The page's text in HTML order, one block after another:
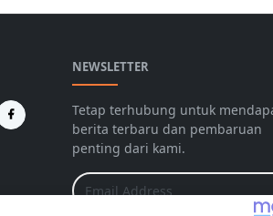
NEWSLETTER
Tetap terhubung untuk
berita terbaru dan pembaruan
penting dari kami.